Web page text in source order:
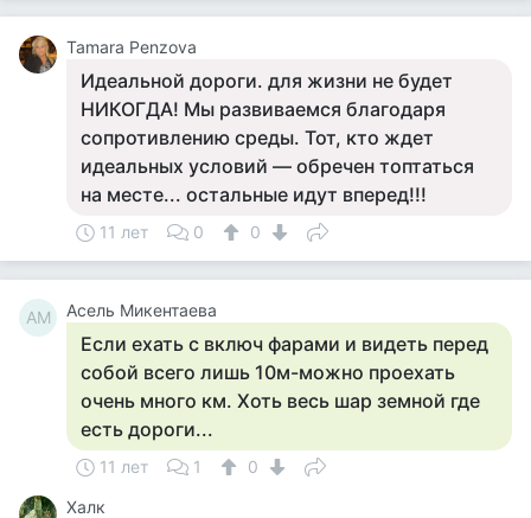
Tamara Penzova
Идеальной дороги. для жизни не будет
НИКОГДА! Мы развиваемся благодаря
сопротивлению среды. Тот, кто ждет
идеальных условий — обречен топтаться
на месте... остальные идут вперед!!!
11 лет 0 0
АМ Асель Микентаева
Если ехать с включ фарами и видеть перед
собой всего лишь 10м-можно проехать
очень много км. Хоть весь шар земной где
есть дороги...
11 лет 1
0
Халк